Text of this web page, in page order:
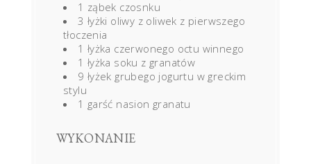
1 ząbek czosnku
3 łyżki oliwy z oliwek z pierwszego
tłoczenia
1 łyżka czerwonego octu winnego
1 łyżka soku z granatów
9 łyżek grubego jogurtu w greckim
stylu
1 garść nasion granatu
WYKONANIE